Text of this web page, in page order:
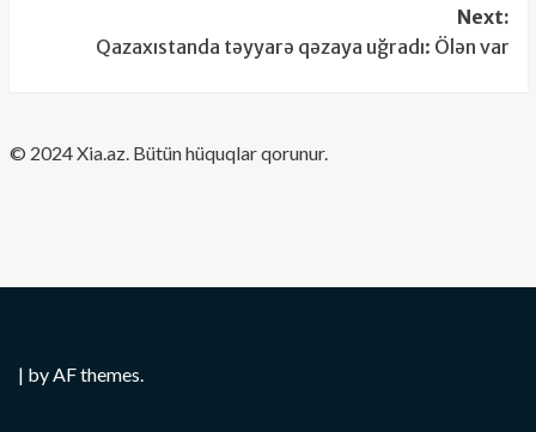
Next:
Qazaxıstanda təyyarə qəzaya uğradı: Ölən var
​© 2024 Xia.az. Bütün hüquqlar qorunur.
| by AF themes.